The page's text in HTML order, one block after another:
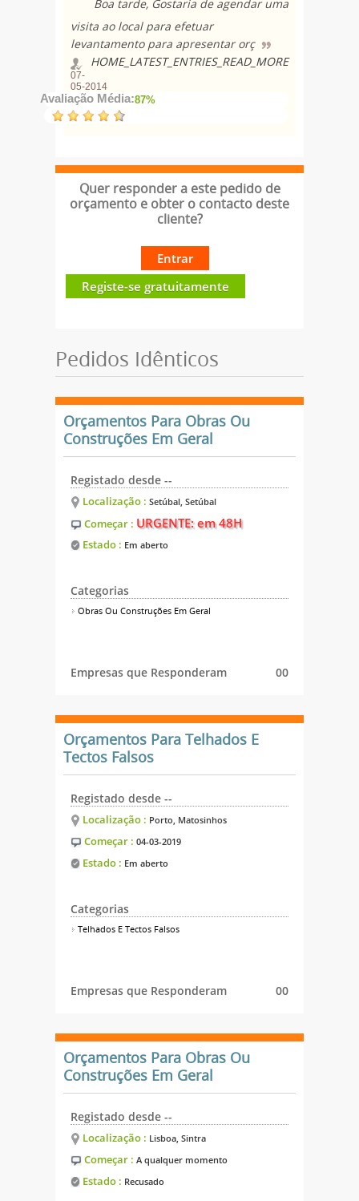
Boa tarde, Gostaria de agendar uma
visita ao local para efetuar
levantamento para apresentar orç
HOME_LATEST_ENTRIES_READ_MORE
07-
05-2014
Avaliação Média:87%
Quer responder a este pedido de
orçamento e obter o contacto deste
cliente?
Entrar
Registe-se gratuitamente
Pedidos Idênticos
Orçamentos Para Obras Ou
Construções Em Geral
Registado desde --
Localização : Setúbal, Setúbal
Começar : URGENTE: em 48H
Estado : Em aberto
Categorias
Obras Ou Construções Em Geral
Empresas que Responderam 00
Orçamentos Para Telhados E
Tectos Falsos
Registado desde --
Localização : Porto, Matosinhos
Começar : 04-03-2019
Estado : Em aberto
Categorias
Telhados E Tectos Falsos
Empresas que Responderam 00
Orçamentos Para Obras Ou
Construções Em Geral
Registado desde --
Localização : Lisboa, Sintra
Começar : A qualquer momento
Estado : Recusado